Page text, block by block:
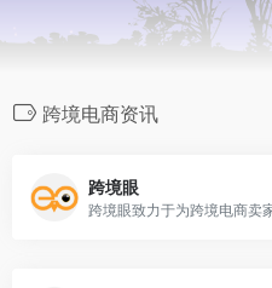
跨境电商资讯
跨境眼